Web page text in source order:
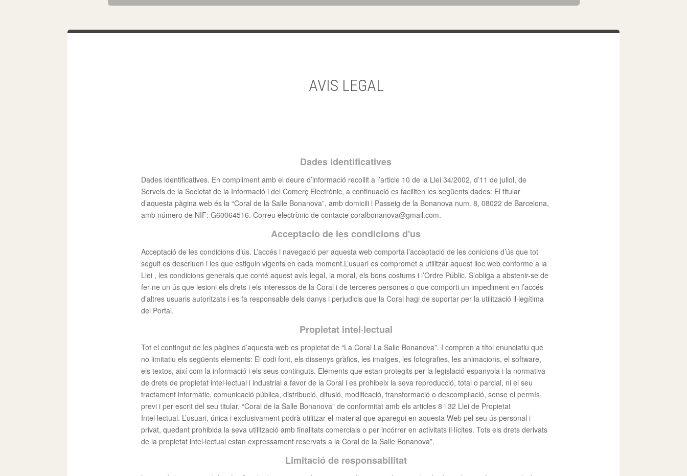
AVIS LEGAL
Dades identificatives
Dades identificatives. En compliment amb el deure d’informació recollit a l’article 10 de la Llei 34/2002, d’11 de juliol, de
Serveis de la Societat de la Informació i del Comerç Electrònic, a continuació es faciliten les següents dades: El titular
d’aquesta pàgina web és la “Coral de la Salle Bonanova”, amb domicili l Passeig de la Bonanova num. 8, 08022 de Barcelona,
amb número de NIF: G60064516. Correu electrònic de contacte coralbonanova@gmail.com.
Acceptacio de les condicions d'us
Acceptació de les condicions d’ús. L’accés i navegació per aquesta web comporta l’acceptació de les conicions d’ús que tot
seguit es descriuen i les que estiguin vigents en cada moment.L’usuari es compromet a utilitzar aquest lloc web conforme a la
Llei , les condicions generals que conté aquest avís legal, la moral, els bons costums i l’Ordre Públic. S’obliga a abstenir-se de
fer-ne un ús que lesioni els drets i els interessos de la Coral i de terceres persones o que comporti un impediment en l’accés
d’altres usuaris autoritzats i es fa responsable dels danys i perjudicis que la Coral hagi de suportar per la utilització il·legítima
del Portal.
Propietat intel·lectual
Tot el contingut de les pàgines d’aquesta web es propietat de “La Coral La Salle Bonanova”. I compren a títol enunciatiu que
no limitatiu els següents elements: El codi font, els dissenys gràfics, les imatges, les fotografies, les animacions, el software,
els textos, així com la informació i els seus continguts. Elements que estan protegits per la legislació espanyola i la normativa
de drets de propietat intel·lectual i industrial a favor de la Coral i es prohibeix la seva reproducció, total o parcial, ni el seu
tractament informàtic, comunicació pública, distribució, difusió, modificació, transformació o descompilació, sense el permís
previ i per escrit del seu titular, “Coral de la Salle Bonanova” de conformitat amb els articles 8 i 32 Llei de Propietat
Intel·lectual. L’usuari, única i exclusivament podrà utilitzar el material que aparegui en aquesta Web pel seu ús personal i
privat, quedant prohibida la seva utilització amb finalitats comercials o per incórrer en activitats il·lícites. Tots els drets derivats
de la propietat intel·lectual estan expressament reservats a la Coral de la Salle Bonanova”.
Limitació de responsabilitat